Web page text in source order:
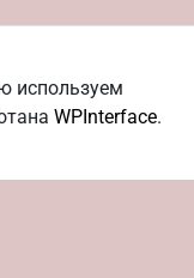
используем
WPInterface.